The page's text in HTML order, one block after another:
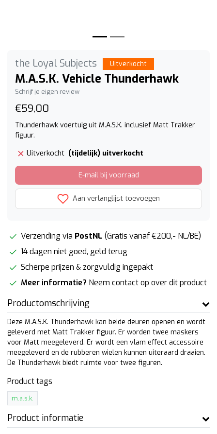
the Loyal Subjects Uitverkocht
M.A.S.K. Vehicle Thunderhawk
Schrijf je eigen review
€59,00
Thunderhawk voertuig uit M.A.S.K. inclusief Matt Trakker
figuur.
Uitverkocht (tijdelijk) uitverkocht
E-mail bij voorraad
Aan verlanglijst toevoegen
Verzending via PostNL (Gratis vanaf €200,- NL/BE)
14 dagen niet goed, geld terug
Scherpe prijzen & zorgvuldig ingepakt
Meer informatie? Neem contact op over dit product
Productomschrijving
Deze M.A.S.K. Thunderhawk kan beide deuren openen en wordt
geleverd met Matt Trakker figuur. Er worden twee maskers
voor Matt meegeleverd. Er wordt een vlam effect accessoire
meegeleverd en de rubberen wielen kunnen uiteraard draaien.
De Thunderhawk biedt ruimte voor twee figuren.
Product tags
m.a.s.k.
Product informatie